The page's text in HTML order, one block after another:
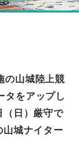
山城陸上競
タをアップし
（日）厳守で
城ナイター